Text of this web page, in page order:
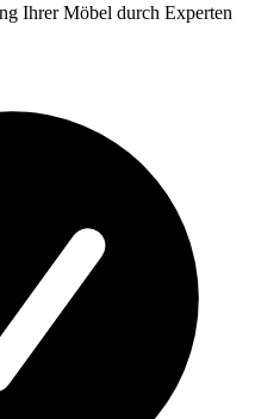
Ihrer Möbel durch Experten